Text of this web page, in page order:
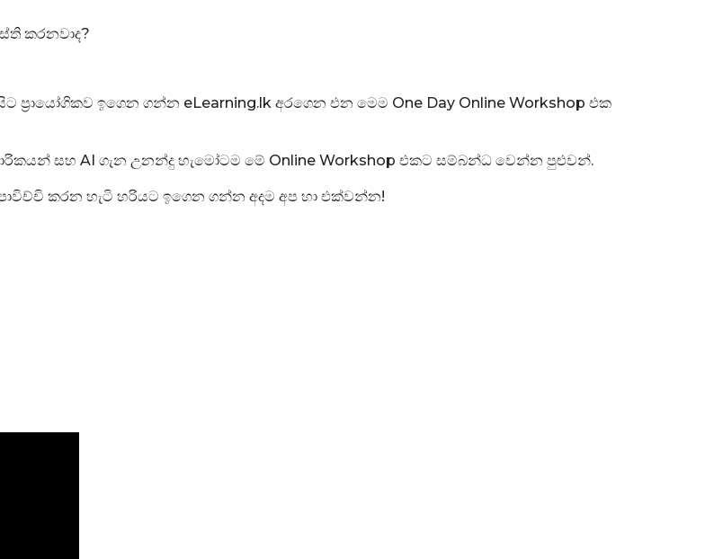
කරනවාද?
ඉගෙන ගන්න eLearning.lk අරගෙන එන මෙම One Day Online Workshop එක
සහ AI ගැන උනන්දු හැමෝටම මේ Online Workshop එකට සම්බන්ධ වෙන්න පුළුවන්.
කරන හැටි හරියට ඉගෙන ගන්න අදම අප හා එක්වන්න!